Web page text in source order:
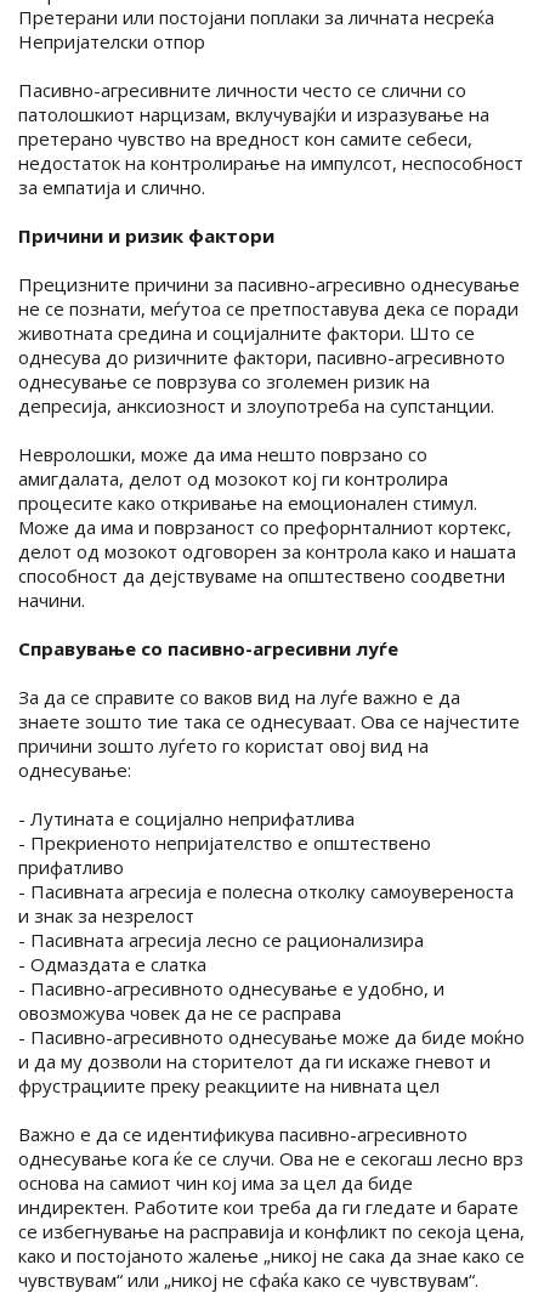
Претерани или постојани поплаки за личната несреќа
Непријателски отпор
Пасивно-агресивните личности често се слични со
патолошкиот нарцизам, вклучувајќи и изразување на
претерано чувство на вредност кон самите себеси,
недостаток на контролирање на импулсот, неспособност
за емпатија и слично.
Причини и ризик фактори
Прецизните причини за пасивно-агресивно однесување
не се познати, меѓутоа се претпоставува дека се поради
животната средина и социјалните фактори. Што се
однесува до ризичните фактори, пасивно-агресивното
однесување се поврзува со зголемен ризик на
депресија, анксиозност и злоупотреба на супстанции.
Невролошки, може да има нешто поврзано со
амигдалата, делот од мозокот кој ги контролира
процесите како откривање на емоционален стимул.
Може да има и поврзаност со префорнталниот кортекс,
делот од мозокот одговорен за контрола како и нашата
способност да дејствуваме на општествено соодветни
начини.
Справување со пасивно-агресивни луѓе
За да се справите со ваков вид на луѓе важно е да
знаете зошто тие така се однесуваат. Ова се најчестите
причини зошто луѓето го користат овој вид на
однесување:
- Лутината е социјално неприфатлива
- Прекриеното непријателство е општествено
прифатливо
- Пасивната агресија е полесна отколку самоувереноста
и знак за незрелост
- Пасивната агресија лесно се рационализира
- Одмаздата е слатка
- Пасивно-агресивното однесување е удобно, и
овозможува човек да не се расправа
- Пасивно-агресивното однесување може да биде моќно
и да му дозволи на сторителот да ги искаже гневот и
фрустрациите преку реакциите на нивната цел
Важно е да се идентификува пасивно-агресивното
однесување кога ќе се случи. Ова не е секогаш лесно врз
основа на самиот чин кој има за цел да биде
индиректен. Работите кои треба да ги гледате и барате
се избегнување на расправија и конфликт по секоја цена,
како и постојаното жалење „никој не сака да знае како се
чувствувам“ или „никој не сфаќа како се чувствувам“.